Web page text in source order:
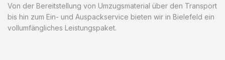
Von der Bereitstellung von Umzugsmaterial über den Transport
bis hin zum Ein- und Auspackservice bieten wir in Bielefeld ein
vollumfängliches Leistungspaket.